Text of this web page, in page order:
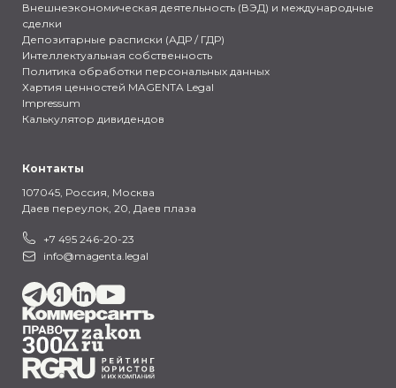
Внешнеэкономическая деятельность (ВЭД) и международные
сделки
Депозитарные расписки (АДР / ГДР)
Интеллектуальная собственность
Политика обработки персональных данных
Хартия ценностей MAGENTA Legal
Impressum
Калькулятор дивидендов
Контакты
107045, Россия, Москва
Даев переулок, 20, Даев плаза
+7 495 246-20-23
info@magenta.legal